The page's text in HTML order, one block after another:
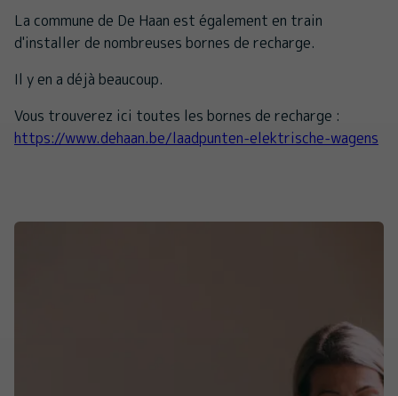
La commune de De Haan est également en train
d'installer de nombreuses bornes de recharge.
Il y en a déjà beaucoup.
Vous trouverez ici toutes les bornes de recharge :
https://www.dehaan.be/laadpunten-elektrische-wagens